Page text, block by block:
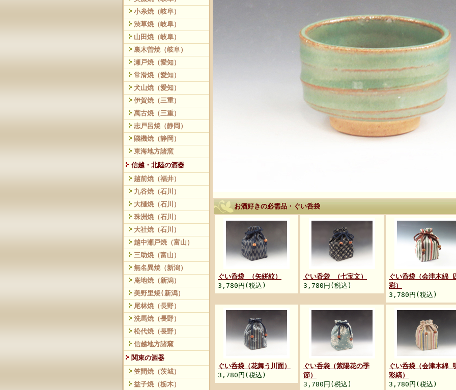
小糸焼（岐阜）
渋草焼（岐阜）
山田焼（岐阜）
裏木曽焼（岐阜）
瀬戸焼（愛知）
常滑焼（愛知）
犬山焼（愛知）
伊賀焼（三重）
萬古焼（三重）
志戸呂焼（静岡）
賤機焼（静岡）
東海地方諸窯
信越・北陸の酒器
越前焼（福井）
九谷焼（石川）
大樋焼（石川）
珠洲焼（石川）
大社焼（石川）
越中瀬戸焼（富山）
三助焼（富山）
無名異焼（新潟）
庵地焼（新潟）
美野里焼(新潟）
尾林焼（長野）
洗馬焼（長野）
松代焼（長野）
信越地方諸窯
関東の酒器
笠間焼（茨城）
益子焼（栃木）
お酒好きの必需品・ぐい呑袋
ぐい呑袋 （矢絣紋）
3,780円(税込)
ぐい呑袋 （七宝文）
3,780円(税込)
ぐい呑袋（会津木綿
彩）
3,780円(税込)
ぐい呑袋（花舞う川面）
3,780円(税込)
ぐい呑袋（紫陽花の季
節）
3,780円(税込)
ぐい呑袋（会津木綿
彩縞）
3,780円(税込)